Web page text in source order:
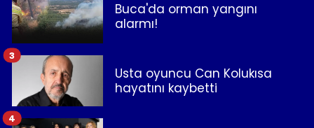
Buca'da orman yangını
alarmı!
Usta oyuncu Can Kolukısa
hayatını kaybetti
3
4